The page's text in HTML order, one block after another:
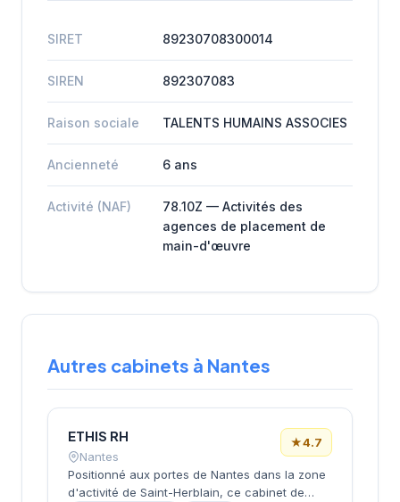
SIRET 89230708300014
SIREN 892307083
Raison sociale TALENTS HUMAINS ASSOCIES
Ancienneté 6 ans
Activité (NAF)
78.10Z — Activités des
agences de placement de
main-d'œuvre
Autres cabinets à Nantes
ETHIS RH
Nantes
★4.7
Positionné aux portes de Nantes dans la zone
d'activité de Saint-Herblain, ce cabinet de